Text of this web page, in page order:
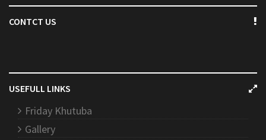
CONTCT US
USEFULL LINKS
Friday Khutuba
Gallery